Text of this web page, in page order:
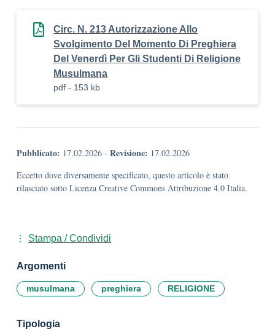
Circ. N. 213 Autorizzazione Allo
Svolgimento Del Momento Di Preghiera
Del Venerdì Per Gli Studenti Di Religione
Musulmana
pdf - 153 kb
Pubblicato: 17.02.2026 - Revisione: 17.02.2026
Eccetto dove diversamente specificato, questo articolo è stato
rilasciato sotto Licenza Creative Commons Attribuzione 4.0 Italia.
Stampa / Condividi
Argomenti
musulmana preghiera RELIGIONE
Tipologia